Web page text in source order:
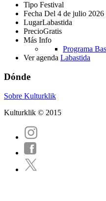
Tipo Festival
Fecha Del 4 de julio 2026
LugarLabastida
PrecioGratis
Más Info
Programa
Ver agenda Labastida
Dónde
Sobre Kulturklik
Kulturklik © 2015